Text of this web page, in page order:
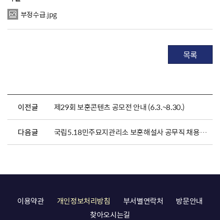
부정수급.jpg
목록
이전글 제29회 보훈콘텐츠 공모전 안내 (6.3.~8.30.)
다음글 국립5.18민주묘지관리소 보훈해설사 공무직 채용시험 최종합격자 및 제출서류 안내 공고
이용약관 개인정보처리방침 부서별연락처
방문안내
찾아오시는길